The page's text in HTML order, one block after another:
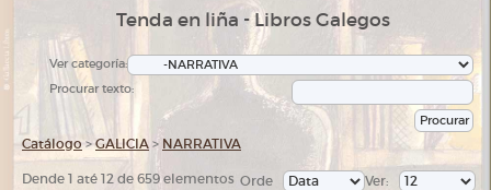
Tenda en liña - Libros Galegos
Ver categoría:
Procurar texto:
Catálogo >GALICIA > NARRATIVA
Dende 1 até 12 de 659 elementos Ver:
Orde